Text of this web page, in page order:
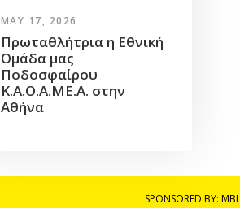
MAY 17, 2026
Πρωταθλήτρια η Εθνική
Ομάδα μας
Ποδοσφαίρου
Κ.Α.Ο.Α.ΜΕ.Α. στην
Αθήνα
SPONSORED BY: